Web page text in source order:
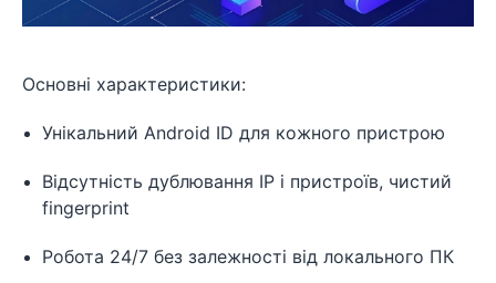
Основні характеристики:
Унікальний Android ID для кожного пристрою
Відсутність дублювання IP і пристроїв, чистий
fingerprint
Робота 24/7 без залежності від локального ПК